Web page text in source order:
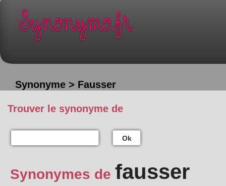
Synonyme > Fausser
Trouver le synonyme de
Ok
Synonymes de fausser